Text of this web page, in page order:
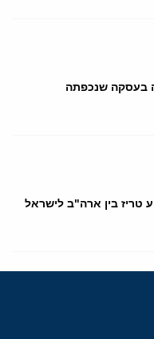
בעסקה שנכפתה
טריז בין ארה"ב לישראל